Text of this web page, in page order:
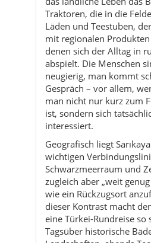
neugierig, man kommt
Gespräch – vor allem,
man nicht nur kurz zum
ist, sondern sich
interessiert.
Geografisch liegt
wichtigen
Schwarzmeerraum und
zugleich aber „weit genug
wie ein Rückzugsort
dieser Kontrast macht
eine Türkei-Rundreise so
Tagsüber historische
Landschaften, abends
Sterne. Wer hier länger
Stunden bleibt, erlebt
die man in klassischen
Großstadtzielen der